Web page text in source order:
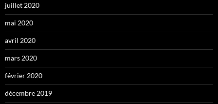
juillet 2020
mai 2020
avril 2020
mars 2020
février 2020
décembre 2019